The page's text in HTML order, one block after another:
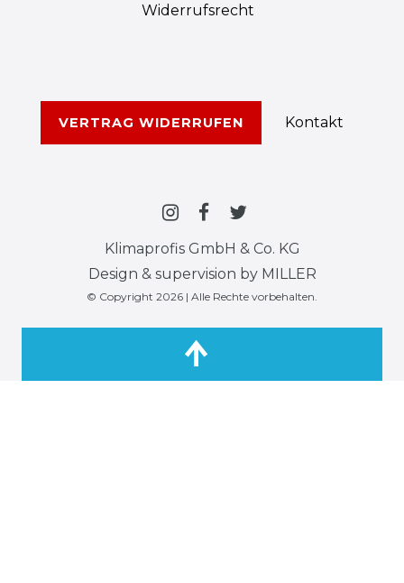
Widerrufs­recht
VERTRAG WIDERRUFEN Kontakt
Klimaprofis GmbH & Co. KG
Design & supervision by MILLER
© Copyright 2026 | Alle Rechte vorbehalten.